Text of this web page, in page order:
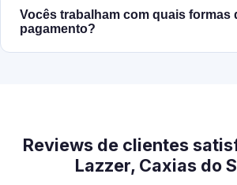
Vocês trabalham com quais formas
pagamento?
Reviews de clientes
Lazzer, Caxias do